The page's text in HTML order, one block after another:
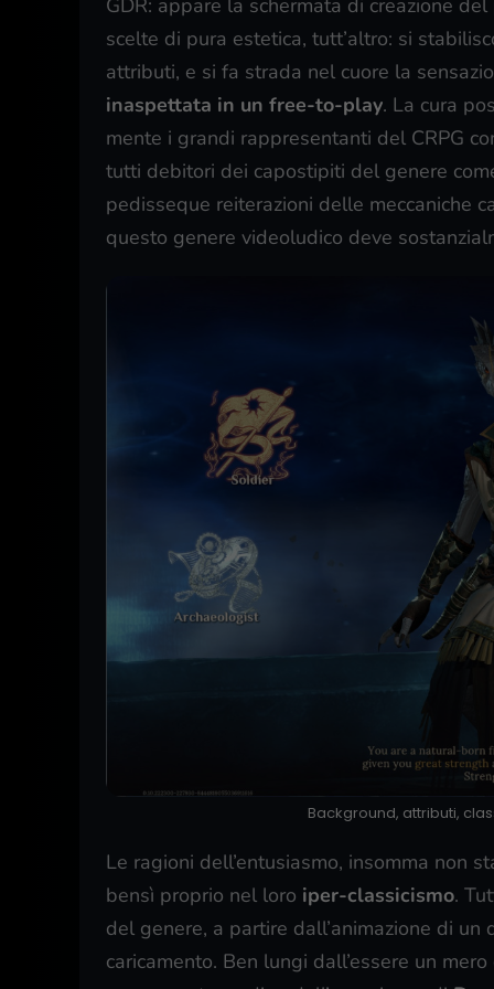
GDR: appare la schermata di creazione
scelte di pura estetica, tutt’altro: si
attributi, e si fa strada nel cuore la
inaspettata in un free-to-play. La cura
mente i grandi rappresentanti del CRPG
tutti debitori dei capostipiti del genere
pedisseque reiterazioni delle meccaniche
questo genere videoludico deve
Background, attributi,
Le ragioni dell’entusiasmo, insomma non
bensì proprio nel loro iper-classicismo.
del genere, a partire dall’animazione di
caricamento. Ben lungi dall’essere un